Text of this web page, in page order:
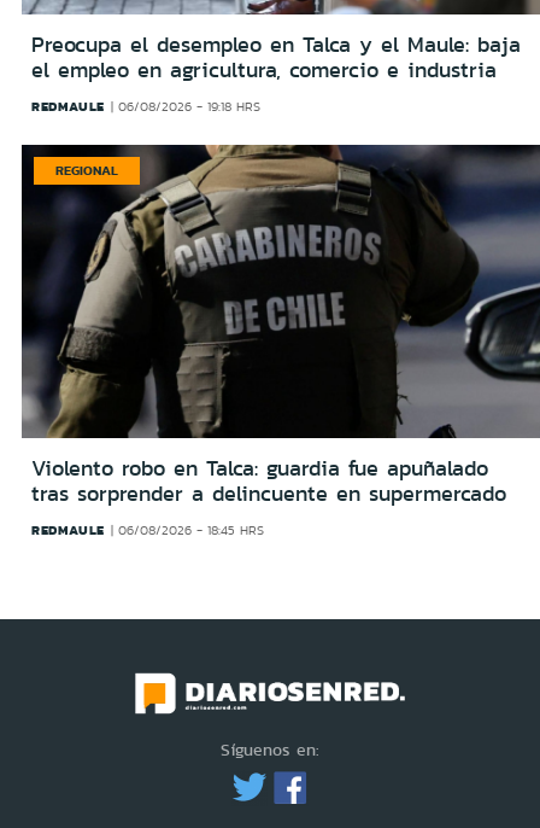
Preocupa el desempleo en Talca y el Maule: baja
el empleo en agricultura, comercio e industria
REDMAULE 06/08/2026 - 19:18 HRS
REGIONAL
Violento robo en Talca: guardia fue apuñalado
tras sorprender a delincuente en supermercado
REDMAULE 06/08/2026 - 18:45 HRS
Síguenos en: